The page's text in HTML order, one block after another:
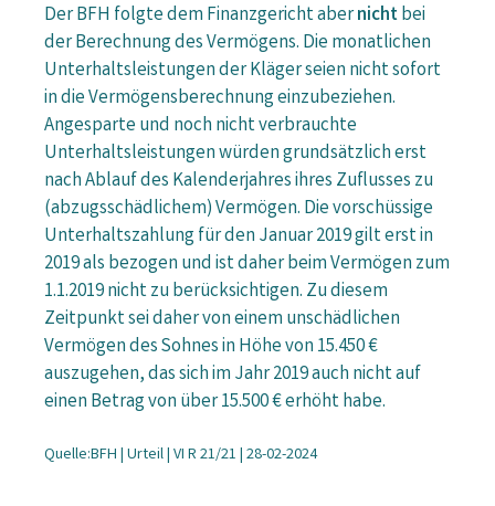
Der BFH folgte dem Finanzgericht abernichtbei
der Berechnung des Vermögens. Die monatlichen
Unterhaltsleistungen der Kläger seien nicht sofort
in die Vermögensberechnung einzubeziehen.
Angesparte und noch nicht verbrauchte
Unterhaltsleistungen würden grundsätzlich erst
nach Ablauf des Kalenderjahres ihres Zuflusses zu
(abzugsschädlichem) Vermögen. Die vorschüssige
Unterhaltszahlung für den Januar 2019 gilt erst in
2019 als bezogen und ist daher beim Vermögen zum
1.1.2019 nicht zu berücksichtigen. Zu diesem
Zeitpunkt sei daher von einem unschädlichen
Vermögen des Sohnes in Höhe von 15.450 €
auszugehen, das sich im Jahr 2019 auch nicht auf
einen Betrag von über 15.500 € erhöht habe.
Quelle:BFH | Urteil | VI R 21/21 | 28-02-2024